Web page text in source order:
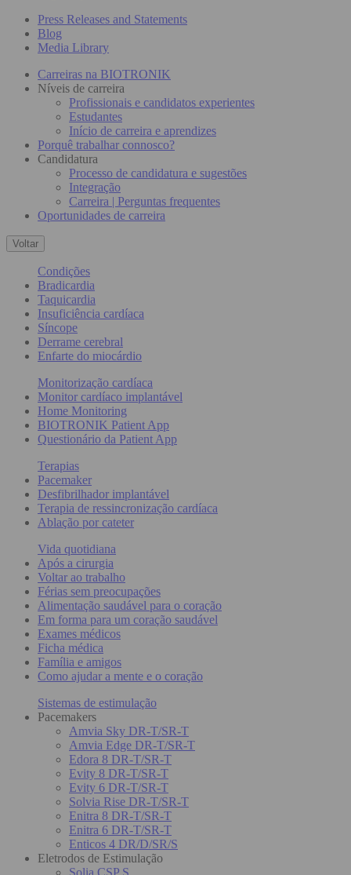
Press Releases and Statements
Blog
Media Library
Carreiras na BIOTRONIK
Níveis de carreira
Profissionais e candidatos experientes
Estudantes
Início de carreira e aprendizes
Porquê trabalhar connosco?
Candidatura
Processo de candidatura e sugestões
Integração
Carreira | Perguntas frequentes
Oportunidades de carreira
Voltar
Condições
Bradicardia
Taquicardia
Insuficiência cardíaca
Síncope
Derrame cerebral
Enfarte do miocárdio
Monitorização cardíaca
Monitor cardíaco implantável
Home Monitoring
BIOTRONIK Patient App
Questionário da Patient App
Terapias
Pacemaker
Desfibrilhador implantável
Terapia de ressincronização cardíaca
Ablação por cateter
Vida quotidiana
Após a cirurgia
Voltar ao trabalho
Férias sem preocupações
Alimentação saudável para o coração
Em forma para um coração saudável
Exames médicos
Ficha médica
Família e amigos
Como ajudar a mente e o coração
Sistemas de estimulação
Pacemakers
Amvia Sky DR-T/SR-T
Amvia Edge DR-T/SR-T
Edora 8 DR-T/SR-T
Evity 8 DR-T/SR-T
Evity 6 DR-T/SR-T
Solvia Rise DR-T/SR-T
Enitra 8 DR-T/SR-T
Enitra 6 DR-T/SR-T
Enticos 4 DR/D/SR/S
Eletrodos de Estimulação
Solia CSP S